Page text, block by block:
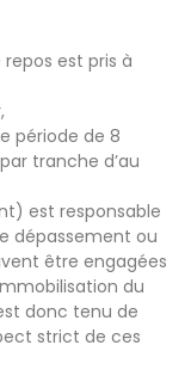
est pris à
période de 8
tranche d’au
est responsable
dépassement ou
être engagées
du
donc tenu de
strict de ces